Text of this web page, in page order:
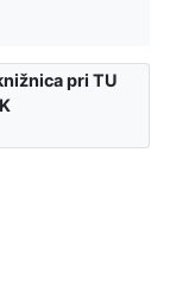
pri TU